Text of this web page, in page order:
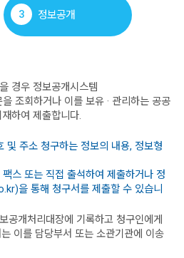
3 정보공개
경우 정보공개시스템
조회하거나 이를 보유 · 관리하는 공공
하여 제출합니다.
및 주소 청구하는 정보의 내용, 정보형
팩스 또는 직접 출석하여 제출하거나 정
을 통해 청구서를 제출할 수 있습니
공개처리대장에 기록하고 청구인에게
이를 담당부서 또는 소관기관에 이송